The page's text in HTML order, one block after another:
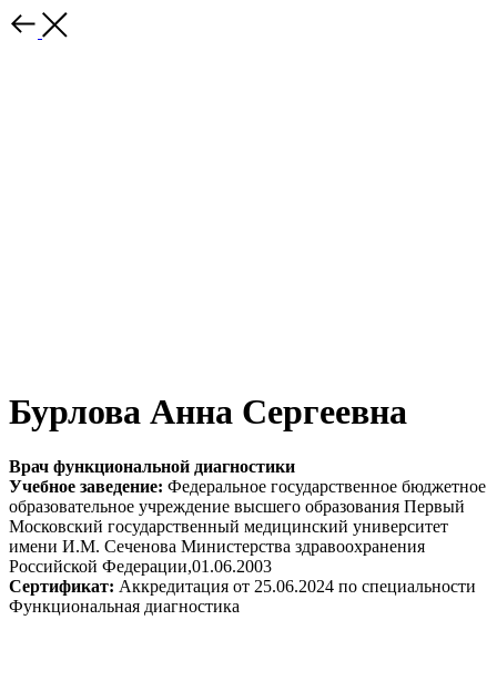
Бурлова Анна Сергеевна
Врач функциональной диагностики
Учебное заведение: Федеральное государственное бюджетное
образовательное учреждение высшего образования Первый
Московский государственный медицинский университет
имени И.М. Сеченова Министерства здравоохранения
Российской Федерации,01.06.2003
Сертификат: Аккредитация от 25.06.2024 по специальности
Функциональная диагностика